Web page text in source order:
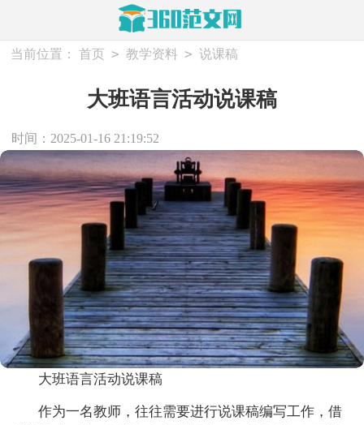
当前位置： 首页 > 教学资料 > 说课稿
大班语言活动说课稿
时间：2025-01-16 21:19:52
大班语言活动说课稿
作为一名教师，往往需要进行说课稿编写工作，借